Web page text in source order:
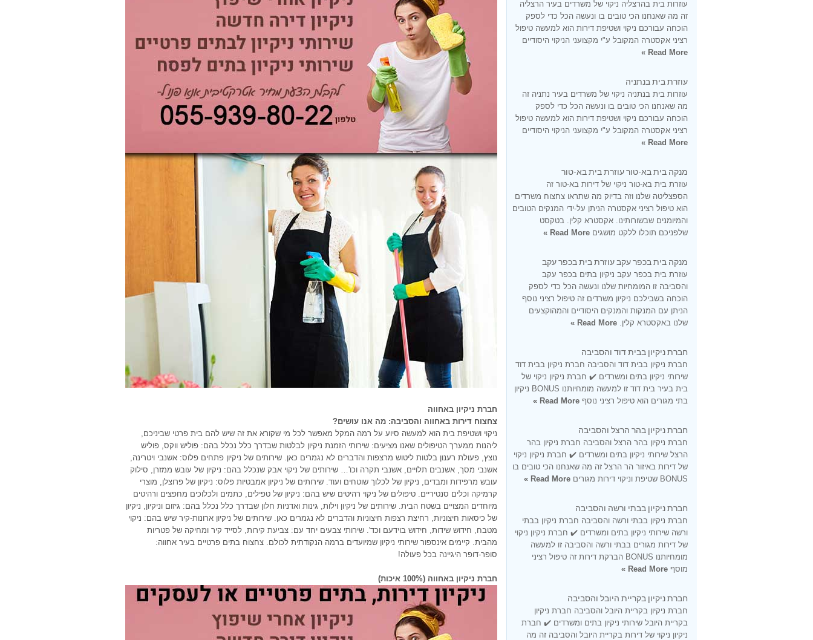
חברת ניקיון באחווה
צחצוח דירות באחווה והסביבה: מה אנו עושים?
ניקוי ושטיפת בית הוא למעשה סיוע על רמה המקל מאפשר לכל מי שקורא את זה שיש להם בית פרטי שביניכם,
ליהנות ממערך הטיפולים שאנו מציעים: שירותי הזמנת ניקיון לבלטות שבדרך כלל נכלל בהם: פוליש ווקס, פוליש
נוצץ, פעולת רענון בלטות ליטוש מרצפות והדברים לא נגמרים כאן. שירותים של ניקיון פתחים פלוס: אשנבי ויטרינה,
אשנבי מסך, אשנבים תלויים, אשנבי תקרה וכו'… שירותים של ניקוי אבק שנכלל בהם: ניקיון של עובש ממזרן, סילוק
עובש מרפידות ומבדים, ניקיון של לכלוך שוטחים ועוד. שירותים של ניקיון אמבטיות פלוס: ניקיון של פרוצלן, מוצרי
קרמיקה וכלים סנטיריים. טיפולים של ניקוי רהיטים שיש בהם: ניקיון של טפילים, כתמים ולכלוכים מחפצים ורהיטים
מיוחדים המצויים בשטח הבית. שירותים של ניקיון וילות, גינות ואדניות חלון שבדרך כלל נכלל בהם: גיזום וניקיון, ניקיון
של כיסאות חיצוניות, רחיצת רצפות חיצוניות והדברים לא נגמרים כאן. שירותים של ניקיון ארונות-קיר שיש בהם: ניקוי
מטבח, חידוש שידות, חידוש בוידעם וכד'. שירותי צבעים יחד עם: צביעת קירות, לסייד קיר ומחיקה של פטריות
מהבית. קיימים אינספור שירותי ניקיון שמיועדים ברמה הנקודתית לכולם. צחצוח בתים פרטיים בעיר אחווה:
סופר-דופר היגיינה בכל פעולה!
חברת ניקיון באחווה (100% איכות)
עוזרות בית בהרצליה ניקוי של משרדים בעיר הרצליה
זה מה שאנחנו הכי טובים בו ונעשה הכל כדי לספק
הוכחה עבורכם ניקוי ושטיפת דירות הוא למעשה טיפול
רציני אקסטרה המקובל ע"י מקצועני הניקוי היסודיים
Read More »
עוזרת בית בנתניה
עוזרות בית בנתניה ניקוי של משרדים בעיר נתניה זה
מה שאנחנו הכי טובים בו ונעשה הכל כדי לספק
הוכחה עבורכם ניקוי ושטיפת דירות הוא למעשה טיפול
רציני אקסטרה המקובל ע"י מקצועני הניקוי היסודיים
Read More »
מנקה בית בא-טור עוזרת בית בא-טור
עוזרת בית בא-טור ניקוי של דירות בא-טור זה
הספצליטה שלנו וזה בדיוק מה שתראו צחצוח משרדים
הוא טיפול רציני אקסטרה הניתן על-ידי המנקים הטובים
והמיומנים שבשורותינו. אקסטרא קלין. בטקסט
שלפניכם תוכלו ללקט מושגים Read More »
מנקה בית בכפר עקב עוזרת בית בכפר עקב
עוזרת בית בכפר עקב ניקיון בתים בכפר עקב
והסביבה זו המומחיות שלנו ונעשה הכל כדי לספק
הוכחה בשבילכם ניקיון משרדים זה טיפול רציני נוסף
הניתן עם המנקות והמנקים היסודיים והמהוקצעים
שלנו באקסטרא קלין. Read More »
חברת ניקיון בבית דוד והסביבה
חברת ניקיון בבית דוד והסביבה חברת ניקיון בבית דוד
שירותי ניקיון בתים ומשרדים ✔️ חברת ניקיון ניקוי של
בית בעיר בית דוד זו למעשה מומחיותנו BONUS ניקיון
בתי מגורים הוא טיפול רציני נוסף Read More »
חברת ניקיון בהר הרצל והסביבה
חברת ניקיון בהר הרצל והסביבה חברת ניקיון בהר
הרצל שירותי ניקיון בתים ומשרדים ✔️ חברת ניקיון ניקוי
של דירות באיזור הר הרצל זה מה שאנחנו הכי טובים בו
BONUS שטיפת וניקוי דירות מגורים
Read More »
חברת ניקיון בבתי ורשה והסביבה
חברת ניקיון בבתי ורשה והסביבה חברת ניקיון בבתי
ורשה שירותי ניקיון בתים ומשרדים ✔️ חברת ניקיון ניקוי
של דירות מגורים בבתי ורשה והסביבה זו למעשה
מומחיותנו BONUS הברקת דירות זה טיפול רציני
מוסף Read More »
חברת ניקיון בקריית היובל והסביבה
חברת ניקיון בקריית היובל והסביבה חברת ניקיון
בקריית היובל שירותי ניקיון בתים ומשרדים ✔️ חברת
ניקיון ניקוי של דירות בקריית היובל והסביבה זה מה